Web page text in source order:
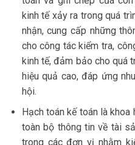
kinh tế xảy ra trong quá
nhận, cung cấp những
cho công tác kiểm tra,
kinh tế, đảm bảo cho quá
hiệu quả cao, đáp ứng
hội.
Hạch toán kế toán là
toàn bộ thông tin về tài
trong các đơn vị nhằm